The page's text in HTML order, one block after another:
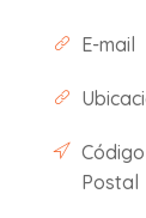
E-mail
Código
Postal